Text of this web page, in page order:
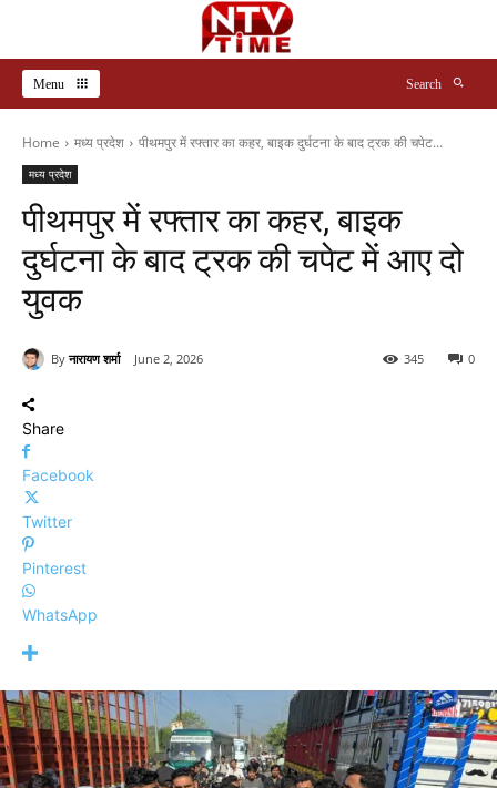
Menu Search
Home मध्य प्रदेश पीथमपुर में रफ्तार का कहर, बाइक दुर्घटना के बाद ट्रक की चपेट...
मध्य प्रदेश
पीथमपुर में रफ्तार का कहर, बाइक
दुर्घटना के बाद ट्रक की चपेट में आए दो
युवक
By नारायण शर्मा June 2, 2026 0
345
Share
Facebook
Twitter
Pinterest
WhatsApp